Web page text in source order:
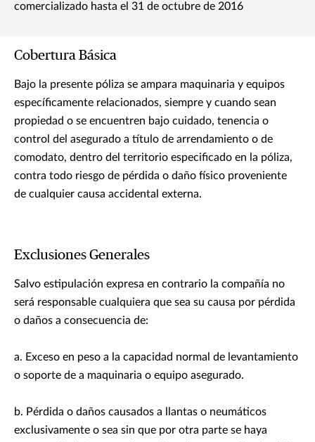
comercializado hasta el 31 de octubre de 2016
Cobertura Básica
Bajo la presente póliza se ampara maquinaria y equipos
específicamente relacionados, siempre y cuando sean
propiedad o se encuentren bajo cuidado, tenencia o
control del asegurado a título de arrendamiento o de
comodato, dentro del territorio especificado en la póliza,
contra todo riesgo de pérdida o daño físico proveniente
de cualquier causa accidental externa.
Exclusiones Generales
Salvo estipulación expresa en contrario la compañía no
será responsable cualquiera que sea su causa por pérdida
o daños a consecuencia de:
a. Exceso en peso a la capacidad normal de levantamiento
o soporte de a maquinaria o equipo asegurado.
b. Pérdida o daños causados a llantas o neumáticos
exclusivamente o sea sin que por otra parte se haya